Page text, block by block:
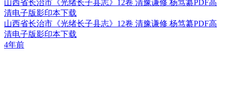
山西省长治市《光绪长子县志》12卷 清豫谦修 杨笃纂PDF高
清电子版影印本下载
山西省长治市《光绪长子县志》12卷 清豫谦修 杨笃纂PDF高
清电子版影印本下载
4年前